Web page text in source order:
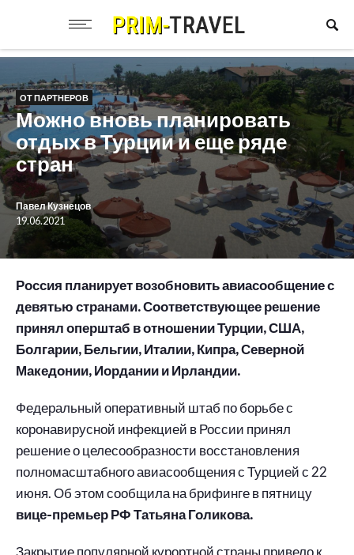
ОТ ПАРТНЕРОВ
Можно вновь планировать
отдых в Турции и еще ряде
стран
Павел Кузнецов
19.06.2021
Россия планирует возобновить авиасообщение с
девятью странами. Соответствующее решение
принял оперштаб в отношении Турции, США,
Болгарии, Бельгии, Италии, Кипра, Северной
Македонии, Иордании и Ирландии.
Федеральный оперативный штаб по борьбе с
коронавирусной инфекцией в России принял
решение о целесообразности восстановления
полномасштабного авиасообщения с Турцией с 22
июня. Об этом сообщила на брифинге в пятницу
вице-премьер РФ Татьяна Голикова.
Закрытие популярной курортной страны привело к